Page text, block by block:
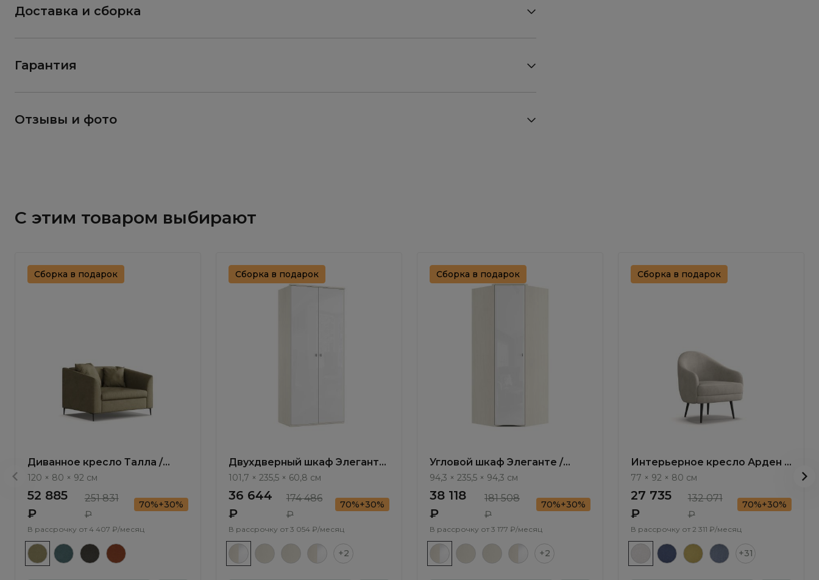
Доставка и сборка
Гарантия
Отзывы и фото
С этим товаром выбирают
Сборка в подарок
Диванное кресло Талла /
Talla ММ100.12
120 × 80 × 92 см
52 885
₽
251 831
₽
70%+30%
В рассрочку от 4 407 ₽/месяц
Сборка в подарок
Двухдверный шкаф Элеганте
/ Elegante LE5456.2
101,7 × 235,5 × 60,8 см
36 644
₽
174 486
₽
70%+30%
В рассрочку от 3 054 ₽/месяц
+2
Сборка в подарок
Угловой шкаф Элеганте /
Elegante LE5482.2
94,3 × 235,5 × 94,3 см
38 118
₽
181 508
₽
70%+30%
В рассрочку от 3 177 ₽/месяц
+2
Сборка в подарок
Интерьерное кресло Арден /
Arden ММ106.5
77 × 92 × 80 см
27 735
₽
132 071
₽
70%+30%
В рассрочку от 2 311 ₽/месяц
+31